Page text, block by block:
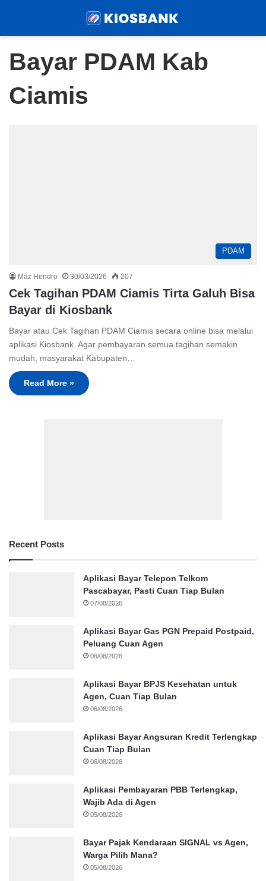
Bayar PDAM Kab
Ciamis
PDAM
Maz Hendro 30/03/2026 207
Cek Tagihan PDAM Ciamis Tirta Galuh Bisa
Bayar di Kiosbank
Bayar atau Cek Tagihan PDAM Ciamis secara online bisa melalui
aplikasi Kiosbank. Agar pembayaran semua tagihan semakin
mudah, masyarakat Kabupaten…
Read More »
Recent Posts
Aplikasi Bayar Telepon Telkom
Pascabayar, Pasti Cuan Tiap Bulan
07/08/2026
Aplikasi Bayar Gas PGN Prepaid Postpaid,
Peluang Cuan Agen
06/08/2026
Aplikasi Bayar BPJS Kesehatan untuk
Agen, Cuan Tiap Bulan
06/08/2026
Aplikasi Bayar Angsuran Kredit Terlengkap
Cuan Tiap Bulan
06/08/2026
Aplikasi Pembayaran PBB Terlengkap,
Wajib Ada di Agen
05/08/2026
Bayar Pajak Kendaraan SIGNAL vs Agen,
Warga Pilih Mana?
05/08/2026